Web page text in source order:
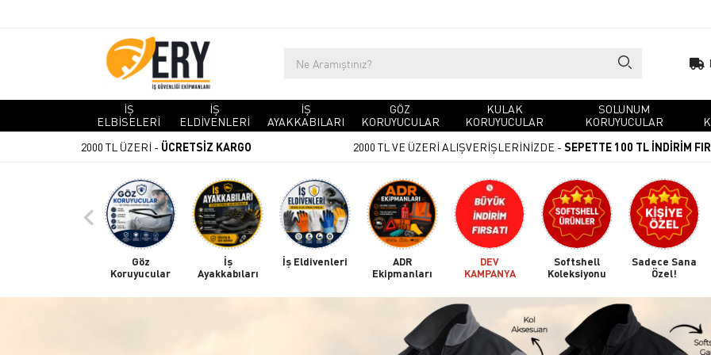
İŞ
ELBİSELERİ
İŞ
ELDİVENLERİ
İŞ
AYAKKABILARI
GÖZ
KORUYUCULAR
KULAK
KORUYUCULAR
SOLUNUM
KORUYUCULAR
2000 TL ÜZERİ - ÜCRETSİZ KARGO 2000 TL VE ÜZERİ ALIŞVERİŞLERİNİZDE - SEPETTE 100 TL İNDİRİM
Göz
Koruyucular
İş
Ayakkabıları
İş Eldivenleri
ADR
Ekipmanları
DEV
KAMPANYA
Softshell
Koleksiyonu
Sadece Sana
Özel!